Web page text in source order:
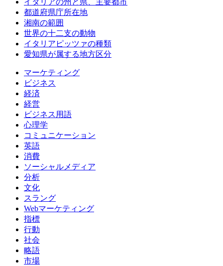
イタリアの州と県、主要都市
都道府県庁所在地
湘南の範囲
世界の十二支の動物
イタリアピッツァの種類
愛知県が属する地方区分
マーケティング
ビジネス
経済
経営
ビジネス用語
心理学
コミュニケーション
英語
消費
ソーシャルメディア
分析
文化
スラング
Webマーケティング
指標
行動
社会
略語
市場